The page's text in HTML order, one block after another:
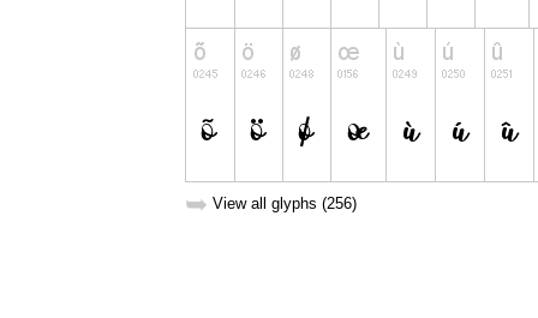
➥ View all glyphs (256)